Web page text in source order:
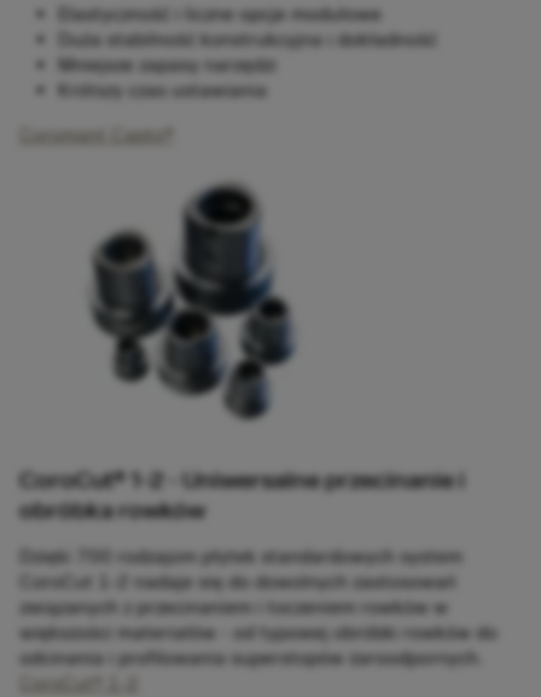
Elastyczność i liczne opcje modułowe
Duża stabilność konstrukcyjna i dokładność
Mniejsze zapasy narzędzi
Krótszy czas ustawiania
Coromant Capto®
CoroCut® 1-2 - Uniwersalne przecinanie i
obróbka rowków
Dzięki 700 rodzajom płytek standardowych system
CoroCut 1-2 nadaje się do dowolnych zastosowań
związanych z przecinaniem i toczeniem rowków w
większości materiałów - od typowej obróbki rowków do
odcinania i profilowania superstopów żaroodpornych.
CoroCut® 1-2